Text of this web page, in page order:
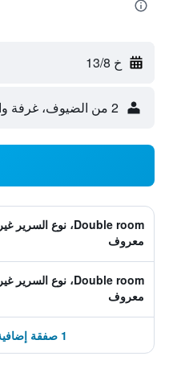
خ 13/8
2 من الضيوف، غرفة واحدة
Double room، نوع السرير غير
معروف
Double room، نوع السرير غير
معروف
1 صفقة إضافية ابتداءً من 393 ﷼